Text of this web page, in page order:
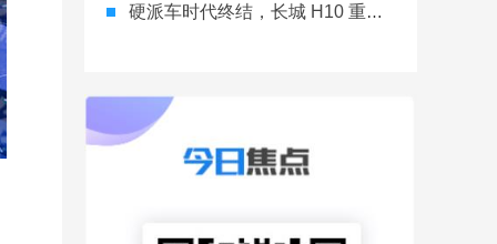
硬派车时代终结，长城 H10 重新洗牌